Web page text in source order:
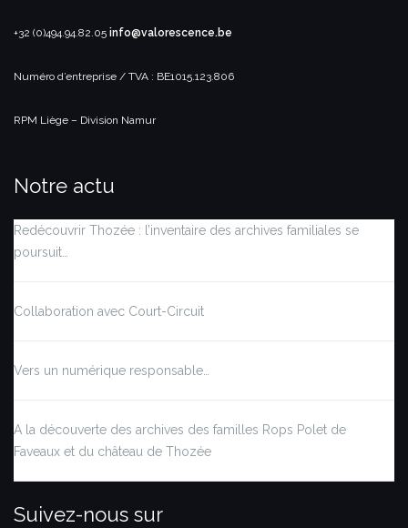
+32 (0)494.94.82.05 info@valorescence.be
Numéro d’entreprise / TVA : BE1015.123.806
RPM Liège – Division Namur
Notre actu
Redécouvrir Thozée : l’inventaire des archives familiales se
poursuit…
Collaboration avec Court-Circuit
Vers un numérique responsable…
A la découverte des archives des familles Rops Polet de
Faveaux et du château de Thozée
Suivez-nous sur